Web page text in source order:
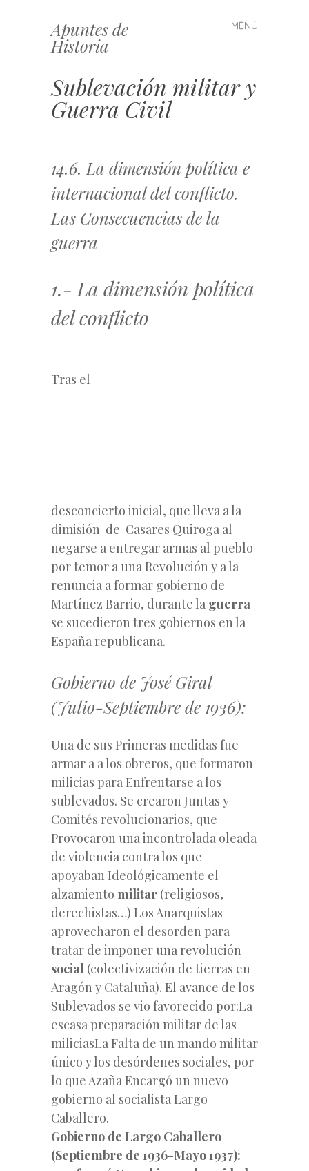
Apuntes de
Historia
MENÚ
Saltar
al
Sublevación militar y
Guerra Civil
14.6. La dimensión política e
internacional del conflicto.
Las Consecuencias de la
guerra
1.- La dimensión política
del conflicto
Tras el
desconcierto inicial, que lleva a la
dimisión de Casares Quiroga al
negarse a entregar armas al pueblo
por temor a una Revolución y a la
renuncia a formar gobierno de
Martínez Barrio, durante la guerra
se sucedieron tres gobiernos en la
España republicana.
Gobierno de José Giral
(Julio-Septiembre de 1936):
Una de sus Primeras medidas fue
armar a a los obreros, que formaron
milicias para Enfrentarse a los
sublevados. Se crearon Juntas y
Comités revolucionarios, que
Provocaron una incontrolada oleada
de violencia contra los que
apoyaban Ideológicamente el
alzamiento militar (religiosos,
derechistas…) Los Anarquistas
aprovecharon el desorden para
tratar de imponer una revolución
social (colectivización de tierras en
Aragón y Cataluña). El avance de los
Sublevados se vio favorecido por:La
escasa preparación militar de las
miliciasLa Falta de un mando militar
único y los desórdenes sociales, por
lo que Azaña Encargó un nuevo
gobierno al socialista Largo
Caballero.
Gobierno de Largo Caballero
(Septiembre de 1936-Mayo 1937):